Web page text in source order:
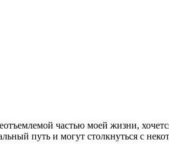
частью моей жизни,
путь и могут столкнуться с